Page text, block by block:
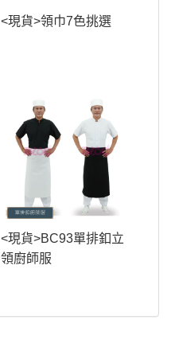
<現貨>領巾7色挑選
<現貨>BC93單排釦立
領廚師服